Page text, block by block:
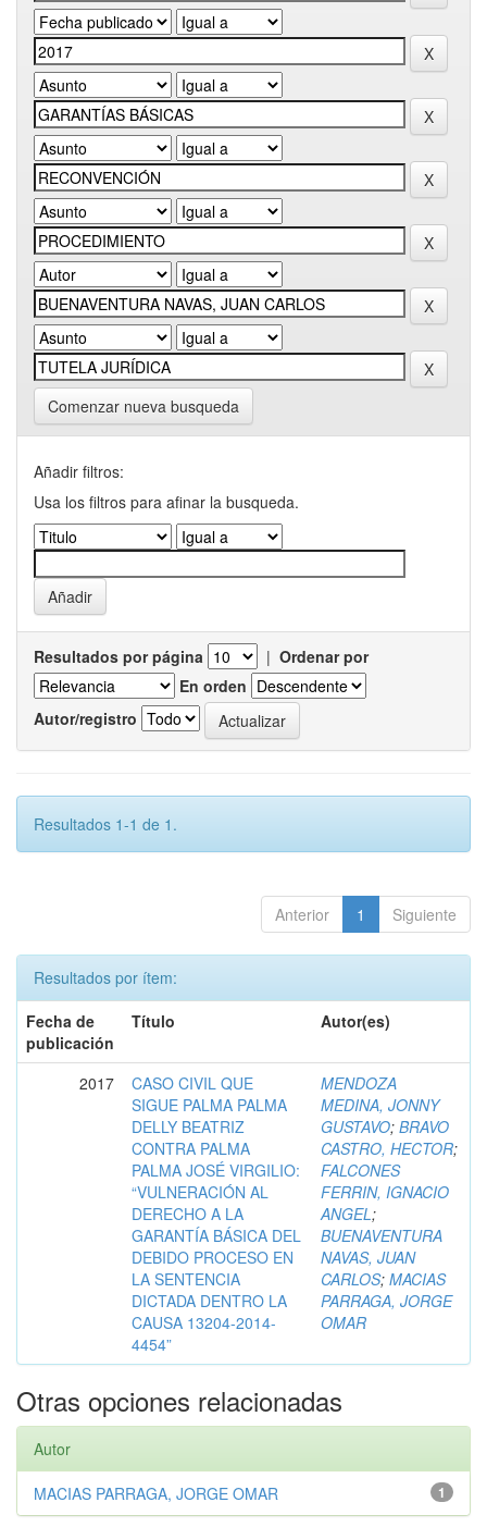
Comenzar nueva busqueda
Añadir filtros:
Usa los filtros para afinar la busqueda.
Resultados por página | Ordenar por
En orden
Autor/registro
Resultados 1-1 de 1.
Anterior 1 Siguiente
Resultados por ítem:
Fecha de
publicación
Título Autor(es)
2017
CASO CIVIL QUE
SIGUE PALMA PALMA
DELLY BEATRIZ
CONTRA PALMA
PALMA JOSÉ VIRGILIO:
“VULNERACIÓN AL
DERECHO A LA
GARANTÍA BÁSICA DEL
DEBIDO PROCESO EN
LA SENTENCIA
DICTADA DENTRO LA
CAUSA 13204-2014-
4454”
MENDOZA
MEDINA, JONNY
GUSTAVO; BRAVO
CASTRO, HECTOR;
FALCONES
FERRIN, IGNACIO
ANGEL;
BUENAVENTURA
NAVAS, JUAN
CARLOS; MACIAS
PARRAGA, JORGE
OMAR
Otras opciones relacionadas
Autor
1
MACIAS PARRAGA, JORGE OMAR